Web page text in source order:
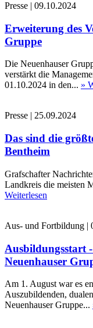
Presse | 09.10.2024
Erweiterung des
Gruppe
Die Neuenhauser
verstärkt die
01.10.2024 in den... »
Presse | 25.09.2024
Das sind die
Bentheim
Grafschafter
Landkreis die meisten
Weiterlesen
Aus- und Fortbildung |
Ausbildungsstart
Neuenhauser
Am 1. August war es
Auszubildenden,
Neuenhauser Gruppe...